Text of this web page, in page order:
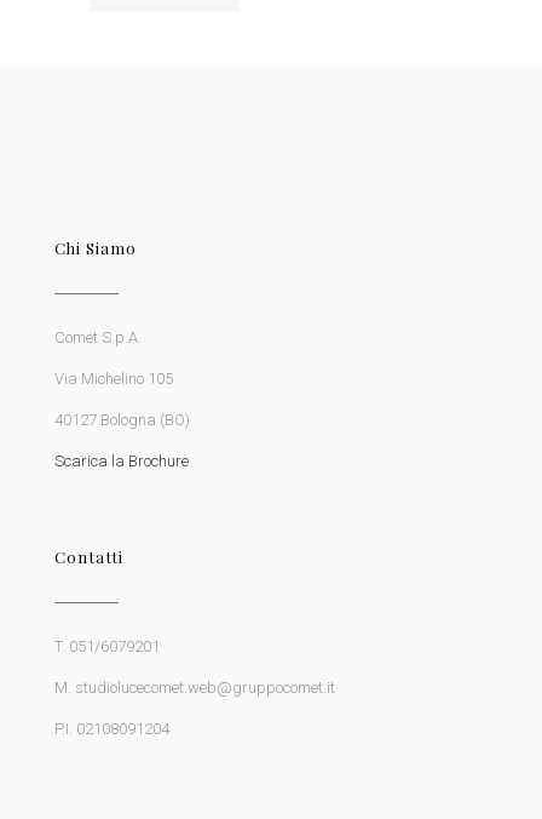
Chi Siamo
Comet S.p.A.
Via Michelino 105
40127 Bologna (BO)
Scarica la Brochure
Contatti
T. 051/6079201
M. studiolucecomet.web@gruppocomet.it
P.I. 02108091204